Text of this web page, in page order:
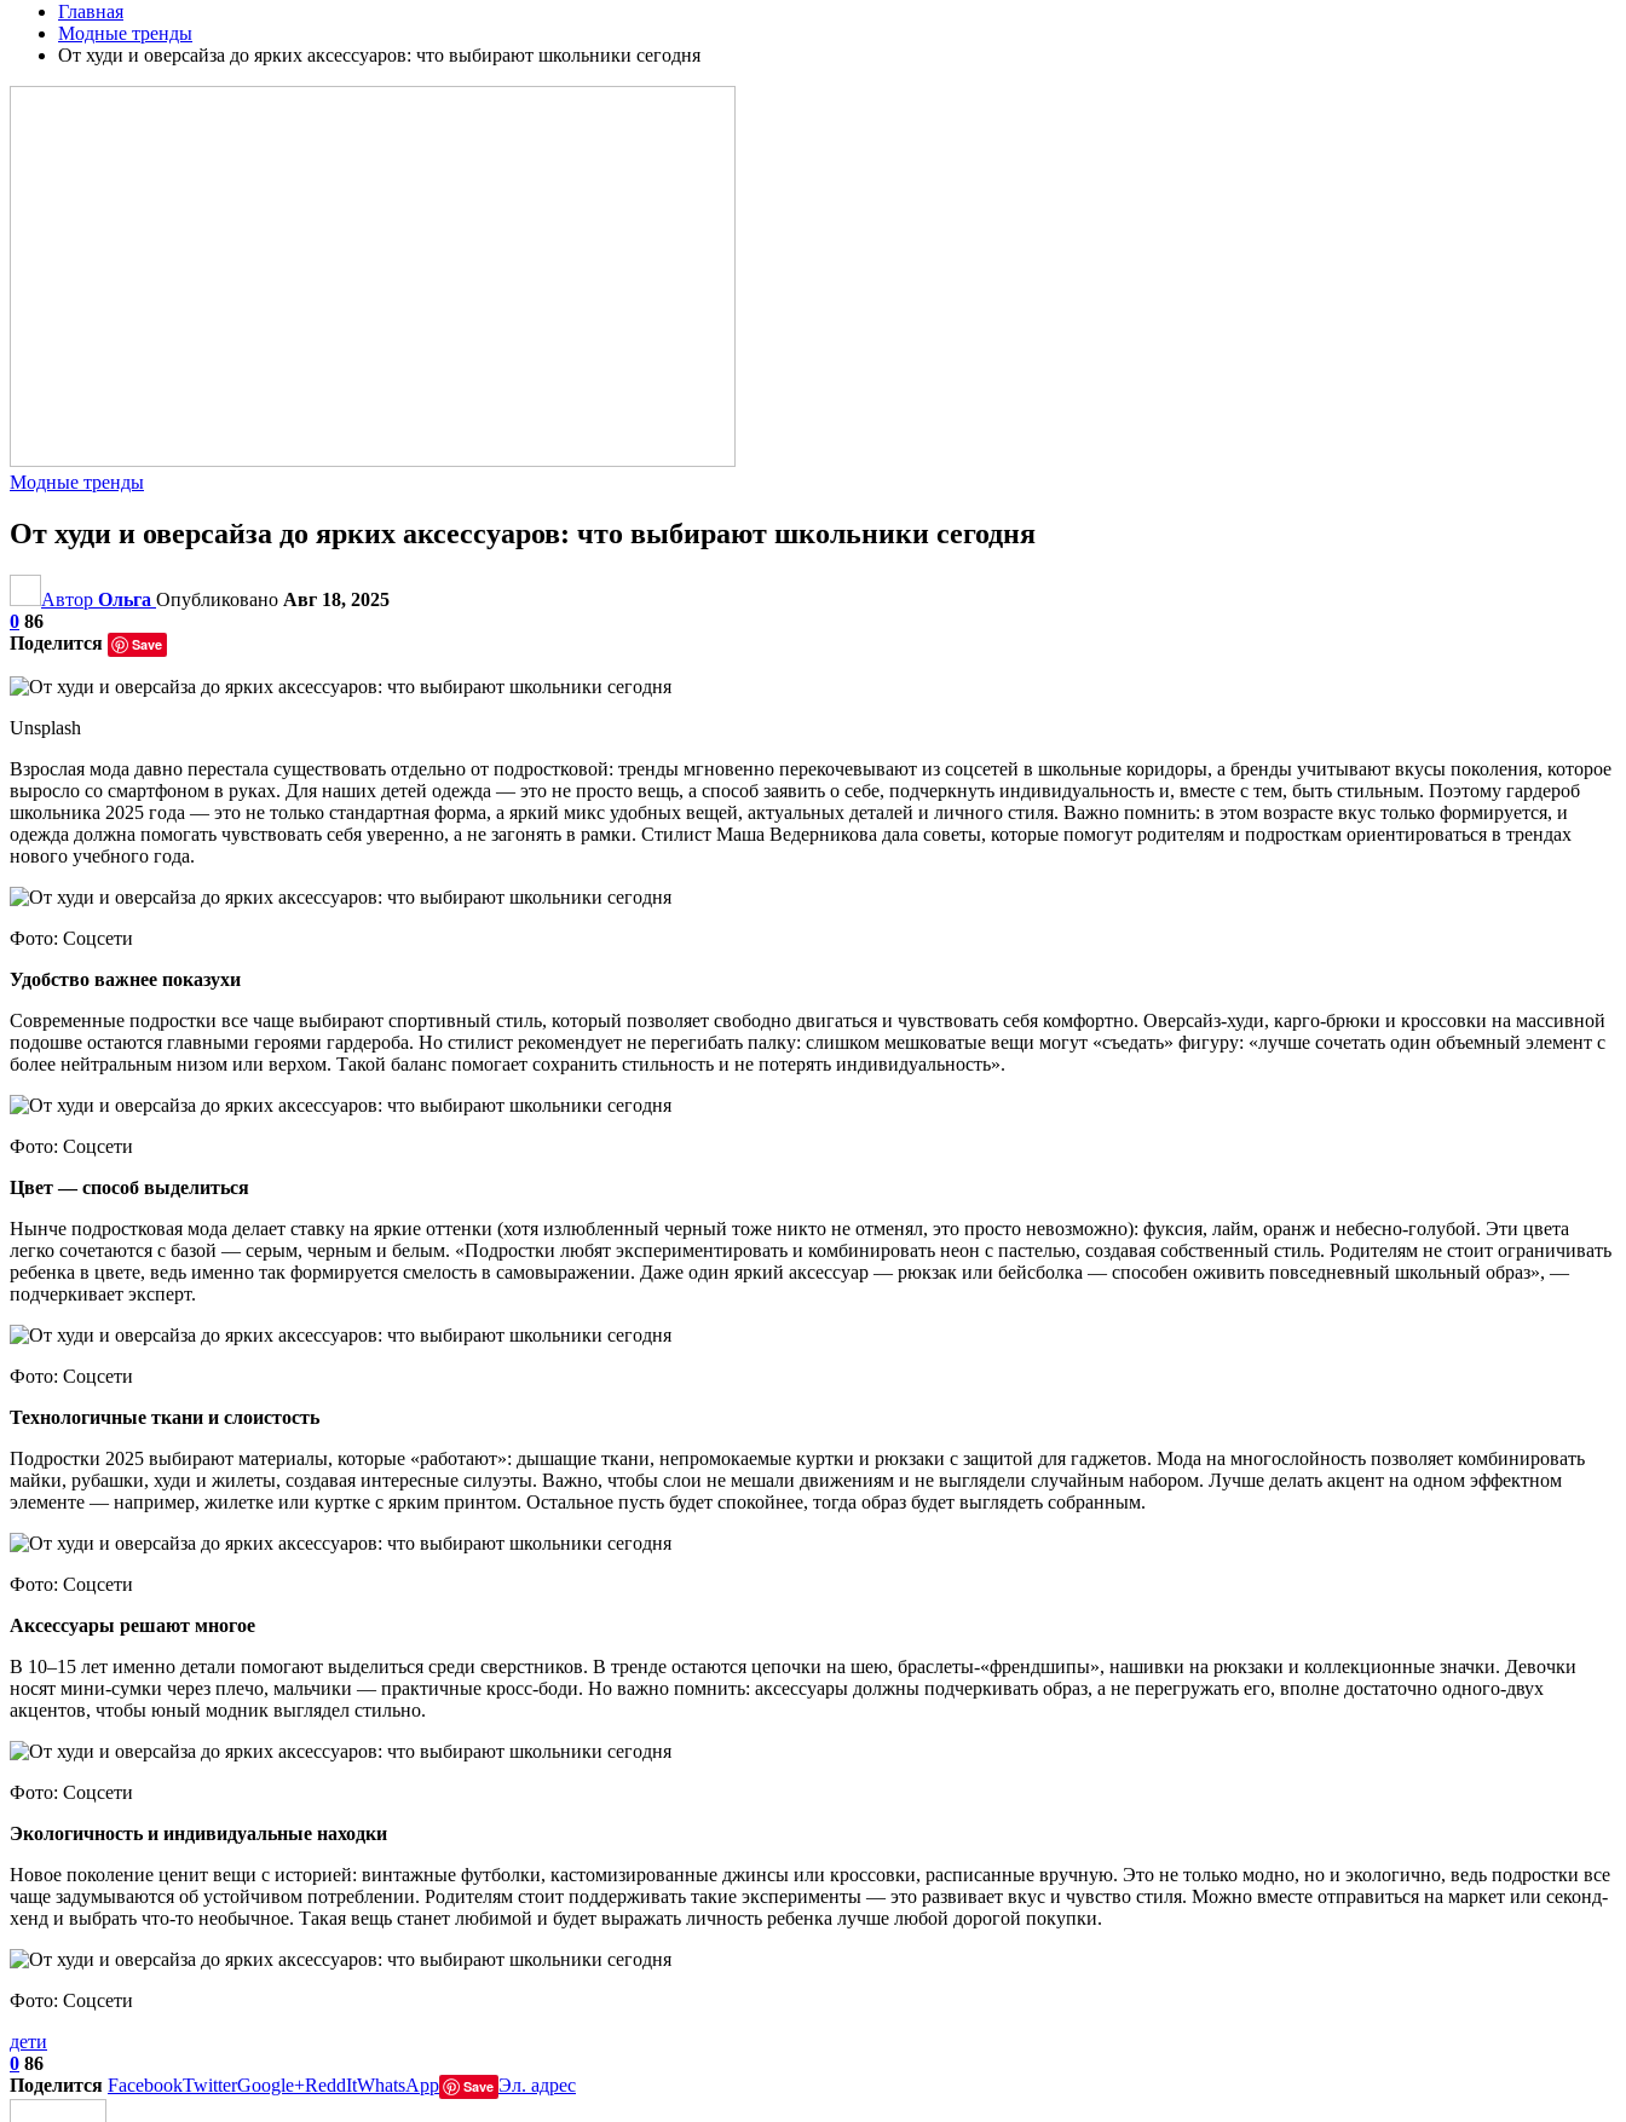
Главная
Модные тренды
От худи и оверсайза до ярких аксессуаров: что выбирают школьники сегодня
Модные тренды
От худи и оверсайза до ярких аксессуаров: что выбирают школьники сегодня
Автор Ольга Опубликовано Авг 18, 2025
0 86
Поделится
Save
Unsplash
Взрослая мода давно перестала существовать отдельно от подростковой: тренды мгновенно перекочевывают из соцсетей в школьные коридоры, а бренды учитывают вкусы поколения, которое
выросло со смартфоном в руках. Для наших детей одежда — это не просто вещь, а способ заявить о себе, подчеркнуть индивидуальность и, вместе с тем, быть стильным. Поэтому гардероб
школьника 2025 года — это не только стандартная форма, а яркий микс удобных вещей, актуальных деталей и личного стиля. Важно помнить: в этом возрасте вкус только формируется, и
одежда должна помогать чувствовать себя уверенно, а не загонять в рамки. Стилист Маша Ведерникова дала советы, которые помогут родителям и подросткам ориентироваться в трендах
нового учебного года.
Фото: Соцсети
Удобство важнее показухи
Современные подростки все чаще выбирают спортивный стиль, который позволяет свободно двигаться и чувствовать себя комфортно. Оверсайз-худи, карго-брюки и кроссовки на массивной
подошве остаются главными героями гардероба. Но стилист рекомендует не перегибать палку: слишком мешковатые вещи могут «съедать» фигуру: «лучше сочетать один объемный элемент с
более нейтральным низом или верхом. Такой баланс помогает сохранить стильность и не потерять индивидуальность».
Фото: Соцсети
Цвет — способ выделиться
Нынче подростковая мода делает ставку на яркие оттенки (хотя излюбленный черный тоже никто не отменял, это просто невозможно): фуксия, лайм, оранж и небесно-голубой. Эти цвета
легко сочетаются с базой — серым, черным и белым. «Подростки любят экспериментировать и комбинировать неон с пастелью, создавая собственный стиль. Родителям не стоит ограничивать
ребенка в цвете, ведь именно так формируется смелость в самовыражении. Даже один яркий аксессуар — рюкзак или бейсболка — способен оживить повседневный школьный образ», —
подчеркивает эксперт.
Фото: Соцсети
Технологичные ткани и слоистость
Подростки 2025 выбирают материалы, которые «работают»: дышащие ткани, непромокаемые куртки и рюкзаки с защитой для гаджетов. Мода на многослойность позволяет комбинировать
майки, рубашки, худи и жилеты, создавая интересные силуэты. Важно, чтобы слои не мешали движениям и не выглядели случайным набором. Лучше делать акцент на одном эффектном
элементе — например, жилетке или куртке с ярким принтом. Остальное пусть будет спокойнее, тогда образ будет выглядеть собранным.
Фото: Соцсети
Аксессуары решают многое
В 10–15 лет именно детали помогают выделиться среди сверстников. В тренде остаются цепочки на шею, браслеты-«френдшипы», нашивки на рюкзаки и коллекционные значки. Девочки
носят мини-сумки через плечо, мальчики — практичные кросс-боди. Но важно помнить: аксессуары должны подчеркивать образ, а не перегружать его, вполне достаточно одного-двух
акцентов, чтобы юный модник выглядел стильно.
Фото: Соцсети
Экологичность и индивидуальные находки
Новое поколение ценит вещи с историей: винтажные футболки, кастомизированные джинсы или кроссовки, расписанные вручную. Это не только модно, но и экологично, ведь подростки все
чаще задумываются об устойчивом потреблении. Родителям стоит поддерживать такие эксперименты — это развивает вкус и чувство стиля. Можно вместе отправиться на маркет или секонд-
хенд и выбрать что-то необычное. Такая вещь станет любимой и будет выражать личность ребенка лучше любой дорогой покупки.
Фото: Соцсети
дети
0 86
Поделится FacebookTwitterGoogle+ReddItWhatsApp Save Эл. адрес